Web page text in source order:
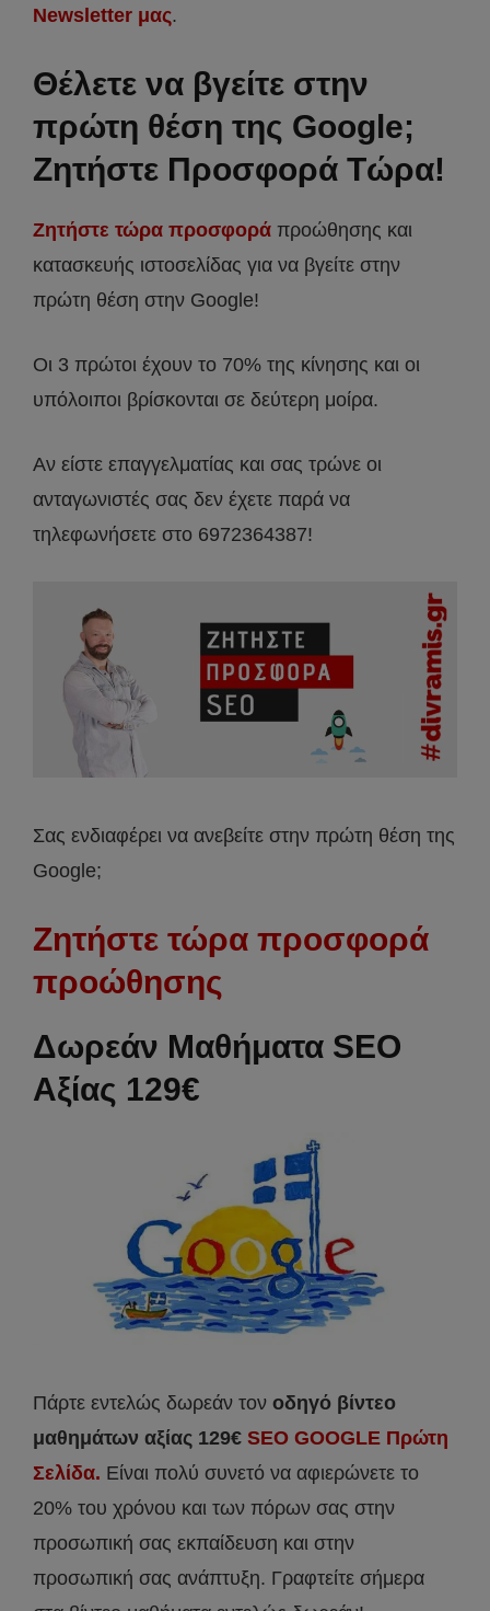
Newsletter μας.
Θέλετε να βγείτε στην
πρώτη θέση της Google;
Ζητήστε Προσφορά Τώρα!
Ζητήστε τώρα προσφορά προώθησης και
κατασκευής ιστοσελίδας για να βγείτε στην
πρώτη θέση στην Google!
Οι 3 πρώτοι έχουν το 70% της κίνησης και οι
υπόλοιποι βρίσκονται σε δεύτερη μοίρα.
Αν είστε επαγγελματίας και σας τρώνε οι
ανταγωνιστές σας δεν έχετε παρά να
τηλεφωνήσετε στο 6972364387!
Σας ενδιαφέρει να ανεβείτε στην πρώτη θέση της
Google;
Ζητήστε τώρα προσφορά
προώθησης
Δωρεάν Μαθήματα SEO
Αξίας 129€
Πάρτε εντελώς δωρεάν τον οδηγό βίντεο
μαθημάτων αξίας 129€ SEO GOOGLE Πρώτη
Σελίδα. Είναι πολύ συνετό να αφιερώνετε το
20% του χρόνου και των πόρων σας στην
προσωπική σας εκπαίδευση και στην
προσωπική σας ανάπτυξη. Γραφτείτε σήμερα